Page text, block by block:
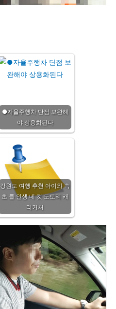
●자율주행차 단점 보완해
야 상용화된다
강원도 여행 추천 아이와 속
초 틀 인생 네 컷 도토리 캐
리커처